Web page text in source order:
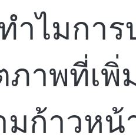
ำไมกา
ภาพที่เ
ก้าวหน้